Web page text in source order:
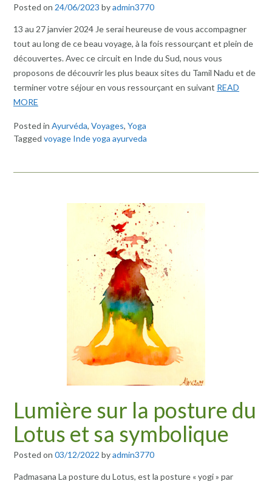
Posted on 24/06/2023 byadmin3770
13 au 27 janvier 2024 Je serai heureuse de vous accompagner
tout au long de ce beau voyage, à la fois ressourçant et plein de
découvertes. Avec ce circuit en Inde du Sud, nous vous
proposons de découvrir les plus beaux sites du Tamil Nadu et de
terminer votre séjour en vous ressourçant en suivant READ
MORE
Posted in Ayurvéda, Voyages, Yoga
Tagged voyage Inde yoga ayurveda
Lumière sur la posture du
Lotus et sa symbolique
Posted on 03/12/2022 byadmin3770
Padmasana La posture du Lotus, est la posture « yogi » par